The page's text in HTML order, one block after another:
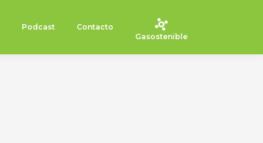
Podcast
Contacto
Gasostenible